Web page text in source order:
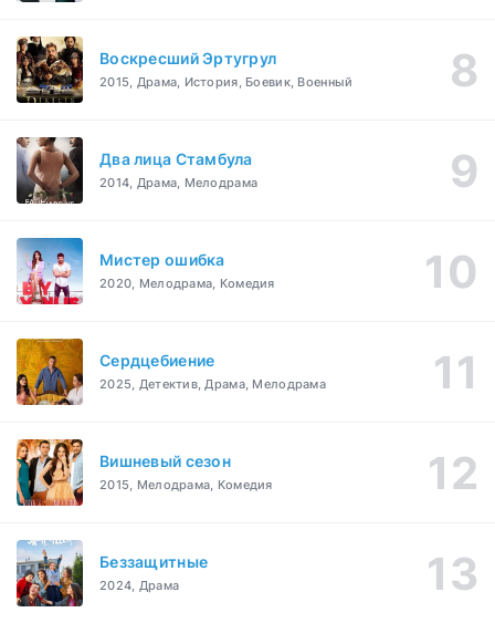
Воскресший Эртугрул
2015, Драма, История, Боевик, Военный
Два лица Стамбула
2014, Драма, Мелодрама
Мистер ошибка
2020, Мелодрама, Комедия
Сердцебиение
2025, Детектив, Драма, Мелодрама
Вишневый сезон
2015, Мелодрама, Комедия
Беззащитные
2024, Драма